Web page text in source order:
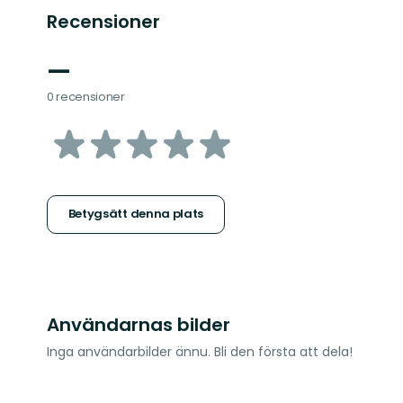
Recensioner
—
0 recensioner
av
stjärnor
Betygsätt denna plats
Användarnas bilder
Inga användarbilder ännu. Bli den första att dela!